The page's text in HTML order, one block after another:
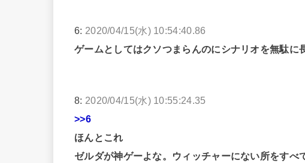
6: 2020/04/15(水) 10:54:40.86
ゲームとしてはクソつまらんのにシナリオを無駄に
8: 2020/04/15(水) 10:55:24.35
>>6
ほんとこれ
ゼルダが神ゲーよな。ウィッチャーにない所をすべ